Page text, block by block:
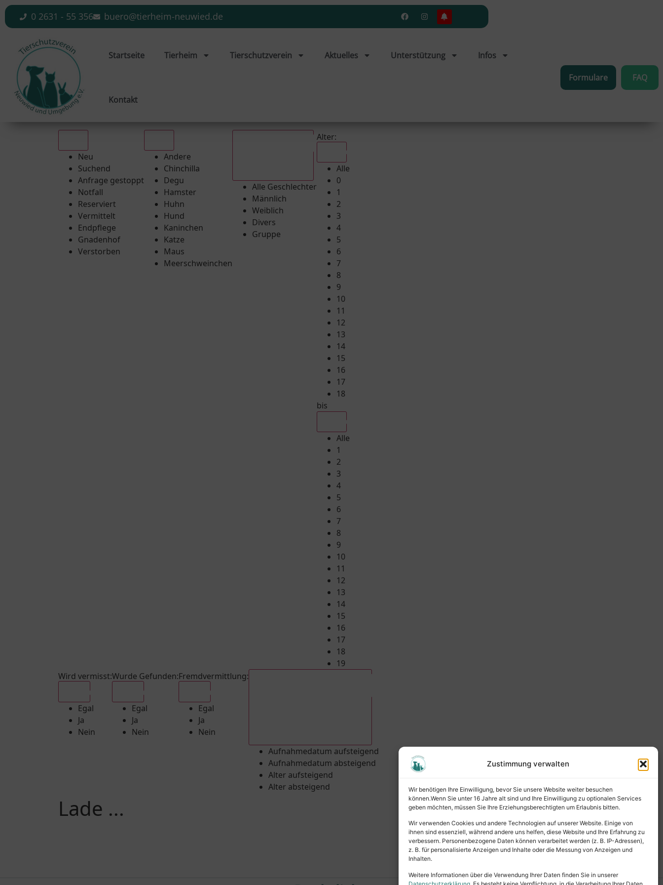
Zustimmung verwalten
Wir benötigen Ihre Einwilligung, bevor Sie unsere Website weiter besuchen
können.Wenn Sie unter 16 Jahre alt sind und Ihre Einwilligung zu optionalen Services
geben möchten, müssen Sie Ihre Erziehungsberechtigten um Erlaubnis bitten.
Wir verwenden Cookies und andere Technologien auf unserer Website. Einige von
ihnen sind essenziell, während andere uns helfen, diese Website und Ihre Erfahrung zu
verbessern. Personenbezogene Daten können verarbeitet werden (z. B. IP-Adressen),
z. B. für personalisierte Anzeigen und Inhalte oder die Messung von Anzeigen und
Inhalten.
Weitere Informationen über die Verwendung Ihrer Daten finden Sie in unserer
0 2631 - 55 356 buero@tierheim-neuwied.de
Startseite Tierheim Tierschutzverein Aktuelles Unterstützung Infos
Kontakt
Formulare FAQ
Neu
Suchend
Anfrage gestoppt
Notfall
Reserviert
Vermittelt
Endpflege
Gnadenhof
Verstorben
Andere
Chinchilla
Degu
Hamster
Huhn
Hund
Kaninchen
Katze
Maus
Meerschweinchen
Alle Geschlechter
Männlich
Weiblich
Divers
Gruppe
Alter:
Alle
0
1
2
3
4
5
6
7
8
9
10
11
12
13
14
15
16
17
18
bis
Alle
1
2
3
4
5
6
7
8
9
10
11
12
13
14
15
16
17
18
19
Wird vermisst:
Egal
Ja
Nein
Wurde Gefunden:
Egal
Ja
Nein
Fremdvermittlung:
Egal
Ja
Nein
Aufnahmedatum aufsteigend
Aufnahmedatum absteigend
Alter aufsteigend
Alter absteigend
Lade ...